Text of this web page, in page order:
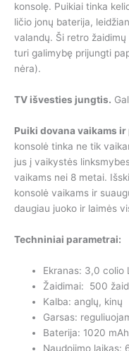
konsolę. Puikiai tinka
ličio jonų baterija,
valandų. Ši retro
turi galimybę prijungti
nėra).
TV išvesties jungtis.
Puiki dovana vaikams
konsolė tinka ne tik
jus į vaikystės
vaikams nei 8 metai.
konsolė vaikams ir
daugiau juoko ir laimės
Techniniai parametrai:
Ekranas: 3,0 colio
Žaidimai: 500
Kalba: anglų, kinų
Garsas:
Baterija: 1020
Naudojimo laikas: